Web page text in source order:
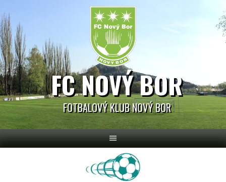
to
content
FC NOVÝ BOR
FOTBALOVÝ KLUB NOVÝ BOR